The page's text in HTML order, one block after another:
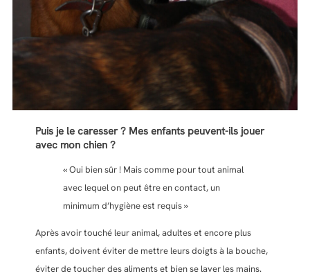
Puis je le caresser ? Mes enfants peuvent-ils jouer
avec mon chien ?
« Oui bien sûr ! Mais comme pour tout animal
avec lequel on peut être en contact, un
minimum d’hygiène est requis »
Après avoir touché leur animal, adultes et encore plus
enfants, doivent éviter de mettre leurs doigts à la bouche,
éviter de toucher des aliments et bien se laver les mains.